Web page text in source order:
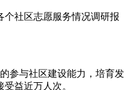
个社区志愿服务情况调研报
参与社区建设能力，培育发
益近万人次。